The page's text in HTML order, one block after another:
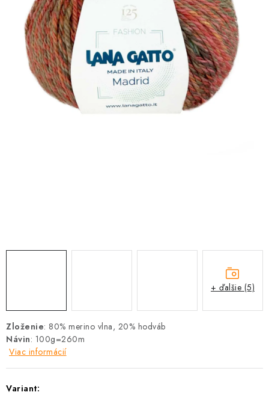
Zloženie: 80% merino vlna, 20% hodváb
Návin: 100g=260m
Viac informácií
Variant:
+ ďalšie (5)